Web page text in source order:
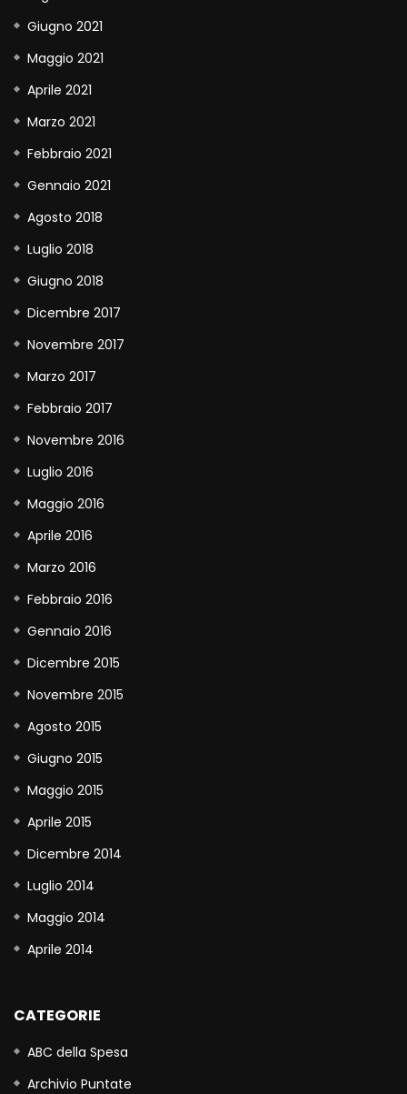
Giugno 2021
Maggio 2021
Aprile 2021
Marzo 2021
Febbraio 2021
Gennaio 2021
Agosto 2018
Luglio 2018
Giugno 2018
Dicembre 2017
Novembre 2017
Marzo 2017
Febbraio 2017
Novembre 2016
Luglio 2016
Maggio 2016
Aprile 2016
Marzo 2016
Febbraio 2016
Gennaio 2016
Dicembre 2015
Novembre 2015
Agosto 2015
Giugno 2015
Maggio 2015
Aprile 2015
Dicembre 2014
Luglio 2014
Maggio 2014
Aprile 2014
CATEGORIE
ABC della Spesa
Archivio Puntate